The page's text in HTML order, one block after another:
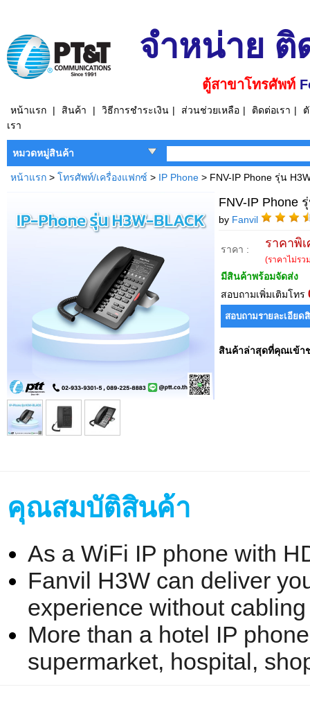
จำหน่าย ติ
ตู้สาขาโทรศัพท์
หน้าแรก | สินค้า | วิธีการชำระเงิน | ส่วนช่วยเหลือ | ติดต่อเรา |
เรา
หมวดหมู่สินค้า
หน้าแรก > โทรศัพท์/เครื่องแฟกซ์ > IP Phone > FNV-IP Phone รุ่น
FNV-IP Phone
by Fanvil
ราคา : ราคาพิ
(ราคาไม่รว
มีสินค้าพร้อมจัดส่ง
สอบถามเพิ่มเติมโทร
สินค้าล่าสุดที่คุณเข้า
คุณสมบัติสินค้า
As a WiFi IP phone with
Fanvil H3W can deliver
experience without
More than a hotel IP
supermarket, hospital,